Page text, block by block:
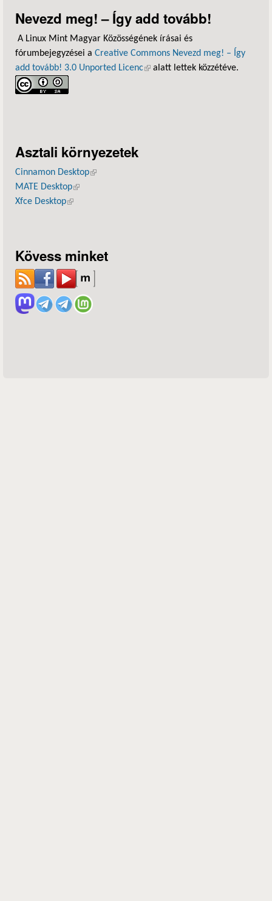
Nevezd meg! – Így add tovább!
A Linux Mint Magyar Közösségének írásai és
fórumbejegyzései a Creative Commons Nevezd meg! – Így
add tovább! 3.0 Unported Licenc(külső hivatkozás)
alatt lettek közzétéve.
Asztali környezetek
Cinnamon Desktop(külső hivatkozás)
MATE Desktop(külső hivatkozás)
Xfce Desktop(külső hivatkozás)
Kövess minket